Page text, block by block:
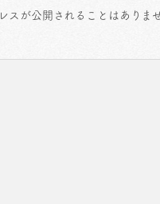
スが公開されることはありませ